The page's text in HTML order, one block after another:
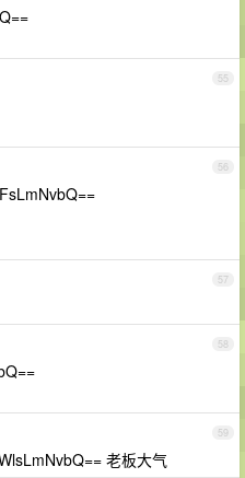
55
56
57
58
59
老板大气